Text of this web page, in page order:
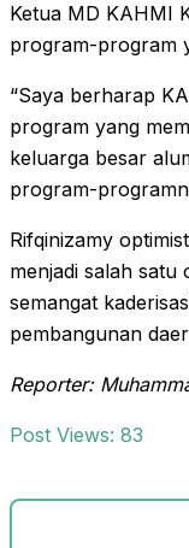
Ketua MD KAHMI
program-program
“Saya berharap
program yang
keluarga besar
program-
Rifqinizamy
menjadi salah satu
semangat
pembangunan
Reporter:
Post Views: 83